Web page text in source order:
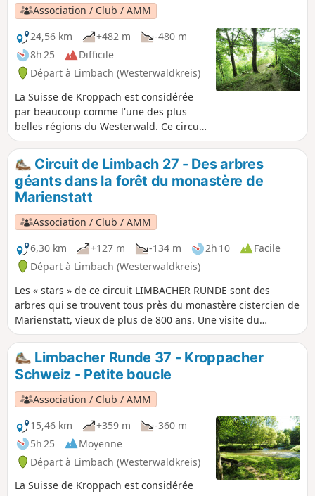
Association / Club / AMM
24,56 km
+482 m
-480 m
8h 25
Difficile
Départ à Limbach (Westerwaldkreis)
La Suisse de Kroppach est considérée
par beaucoup comme l'une des plus
belles régions du Westerwald. Ce circuit
LIMBACHER RUNDE traverse tout ce
paradis naturel jusqu'à peu avant
Wissen. Il passe par la vallée du
Lauterbach, la Große Nister et le «
Weltende » (la fin du monde). Après
avoir admiré la vue depuis la « Spitze
Ley », on arrive au coin allemand du
Westerwald, puis on revient à Limbach
en passant par le moulin de Lützelau et
le sentier sauvage et romantique des
grottes de Heunig.
Circuit de Limbach 27 - Des arbres
géants dans la forêt du monastère de
Marienstatt
Association / Club / AMM
6,30 km
+127 m -134 m 2h 10
Facile
Départ à Limbach (Westerwaldkreis)
Les « stars » de ce circuit LIMBACHER RUNDE sont des
arbres qui se trouvent tous près du monastère cistercien de
Marienstatt, vieux de plus de 800 ans. Une visite du
monastère est vivement recommandée.
Limbacher Runde 37 - Kroppacher
Schweiz - Petite boucle
Association / Club / AMM
15,46 km
+359 m
-360 m
5h 25
Moyenne
Départ à Limbach (Westerwaldkreis)
La Suisse de Kroppach est considérée